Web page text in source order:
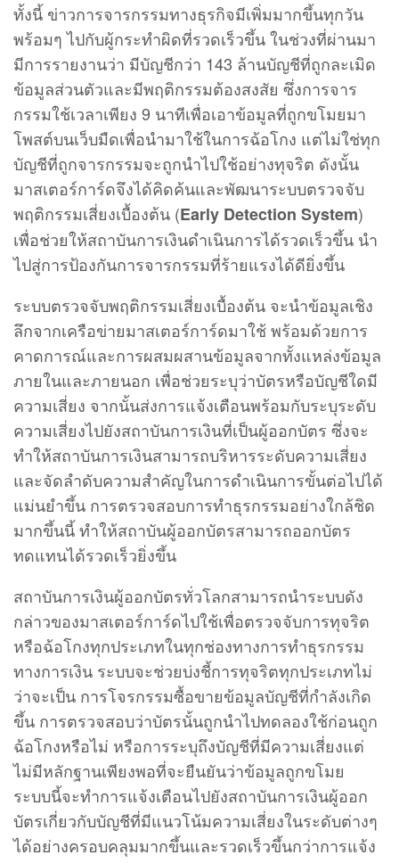
ทั้งนี้ ข่าวการจารกรรมทางธุรกิจมีเพิ่มมากขึ้นทุกวัน
พร้อมๆ ไปกับผู้กระทำผิดที่รวดเร็วขึ้น ในช่วงที่ผ่านมา
มีการรายงานว่า มีบัญชีกว่า 143 ล้านบัญชีที่ถูกละเมิด
ข้อมูลส่วนตัวและมีพฤติกรรมต้องสงสัย ซึ่งการจาร
กรรมใช้เวลาเพียง 9 นาทีเพื่อเอาข้อมูลที่ถูกขโมยมา
โพสต์บนเว็บมืดเพื่อนำมาใช้ในการฉ้อโกง แต่ไม่ใช่ทุก
บัญชีที่ถูกจารกรรมจะถูกนำไปใช้อย่างทุจริต ดังนั้น
มาสเตอร์การ์ดจึงได้คิดค้นและพัฒนาระบบตรวจจับ
พฤติกรรมเสี่ยงเบื้องต้น (Early Detection System)
เพื่อช่วยให้สถาบันการเงินดำเนินการได้รวดเร็วขึ้น นำ
ไปสู่การป้องกันการจารกรรมที่ร้ายแรงได้ดียิ่งขึ้น
ระบบตรวจจับพฤติกรรมเสี่ยงเบื้องต้น จะนำข้อมูลเชิง
ลึกจากเครือข่ายมาสเตอร์การ์ดมาใช้ พร้อมด้วยการ
คาดการณ์และการผสมผสานข้อมูลจากทั้งแหล่งข้อมูล
ภายในและภายนอก เพื่อช่วยระบุว่าบัตรหรือบัญชีใดมี
ความเสี่ยง จากนั้นส่งการแจ้งเตือนพร้อมกับระบุระดับ
ความเสี่ยงไปยังสถาบันการเงินที่เป็นผู้ออกบัตร ซึ่งจะ
ทำให้สถาบันการเงินสามารถบริหารระดับความเสี่ยง
และจัดลำดับความสำคัญในการดำเนินการขั้นต่อไปได้
แม่นยำขึ้น การตรวจสอบการทำธุรกรรมอย่างใกล้ชิด
มากขึ้นนี้ ทำให้สถาบันผู้ออกบัตรสามารถออกบัตร
ทดแทนได้รวดเร็วยิ่งขึ้น
สถาบันการเงินผู้ออกบัตรทั่วโลกสามารถนำระบบดัง
กล่าวของมาสเตอร์การ์ดไปใช้เพื่อตรวจจับการทุจริต
หรือฉ้อโกงทุกประเภทในทุกช่องทางการทำธุรกรรม
ทางการเงิน ระบบจะช่วยบ่งชี้การทุจริตทุกประเภทไม่
ว่าจะเป็น การโจรกรรมซื้อขายข้อมูลบัญชีที่กำลังเกิด
ขึ้น การตรวจสอบว่าบัตรนั้นถูกนำไปทดลองใช้ก่อนถูก
ฉ้อโกงหรือไม่ หรือการระบุถึงบัญชีที่มีความเสี่ยงแต่
ไม่มีหลักฐานเพียงพอที่จะยืนยันว่าข้อมูลถูกขโมย
ระบบนี้จะทำการแจ้งเตือนไปยังสถาบันการเงินผู้ออก
บัตรเกี่ยวกับบัญชีที่มีแนวโน้มความเสี่ยงในระดับต่างๆ
ได้อย่างครอบคลุมมากขึ้นและรวดเร็วขึ้นกว่าการแจ้ง